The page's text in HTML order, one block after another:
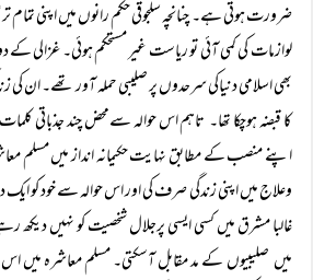
ضرورت ہوتی ہے۔ چنانچہ سلجوقی حکم رانوں میں اپنی
لوازمات کی کمی آئی تو ریاست غیر مستحکم ہوئی۔ غزالی
بھی اسلامی دنیاکی سرحدوں پر صلیبی حملہ آور تھے۔ ان کی
کا قبضہ ہوچکا تھا۔ تاہم اس حوالہ سےمحض چند جذباتی
اپنے منصب کے مطابق نہایت حکیمانہ انداز میں مسلم
وعلاج میں اپنی زندگی صرف کی اور اس حوالہ سے خود کو
غالبا مشرق میں کسی ایسی پرجلال شخصیت کو نہیں
میں صلیبیوں کے مد مقابل آسکتی۔ مسلم معاشرہ